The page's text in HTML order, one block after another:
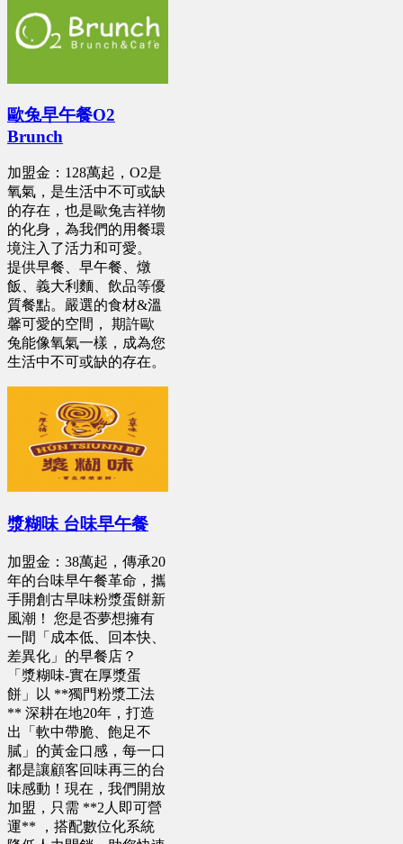
歐兔早午餐O2
Brunch
加盟金：128萬起，O2是
氧氣，是生活中不可或缺
的存在，也是歐兔吉祥物
的化身，為我們的用餐環
境注入了活力和可愛。
提供早餐、早午餐、燉
飯、義大利麵、飲品等優
質餐點。嚴選的食材&溫
馨可愛的空間， 期許歐
兔能像氧氣一樣，成為您
生活中不可或缺的存在。
漿糊味 台味早午餐
加盟金：38萬起，傳承20
年的台味早午餐革命，攜
手開創古早味粉漿蛋餅新
風潮！ 您是否夢想擁有
一間「成本低、回本快、
差異化」的早餐店？
「漿糊味-實在厚漿蛋
餅」以 **獨門粉漿工法
** 深耕在地20年，打造
出「軟中帶脆、飽足不
膩」的黃金口感，每一口
都是讓顧客回味再三的台
味感動！現在，我們開放
加盟，只需 **2人即可營
運** ，搭配數位化系統